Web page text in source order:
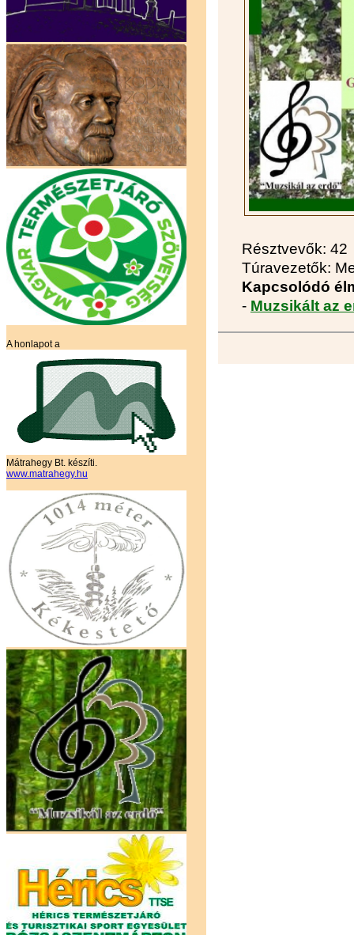
A honlapot a
Mátrahegy Bt. készíti.
www.matrahegy.hu
Résztvevők: 42
Túravezetők:
Kapcsolódó
- Muzsikált az